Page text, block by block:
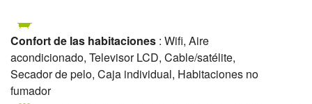
Confort de las habitaciones : Wifi, Aire
acondicionado, Televisor LCD, Cable/satélite,
Secador de pelo, Caja individual, Habitaciones no
fumador